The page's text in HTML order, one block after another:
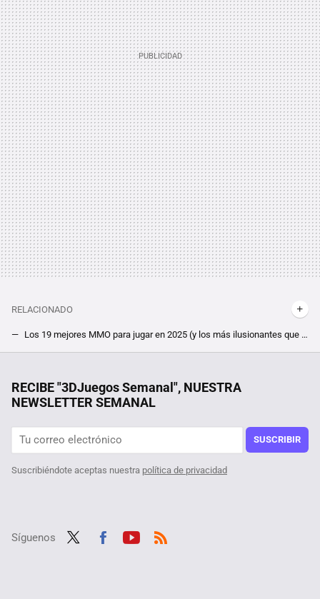
RELACIONADO
Los 19 mejores MMO para jugar en 2025 (y los más ilusionantes que están por llegar)
Fan de Red Dead Redemption 2 encuentra un detalle inquietantemente profético del gobierno de Trump. "Y yo creía que Fallout predecía el futuro"
RECIBE "3DJuegos Semanal", NUESTRA
NEWSLETTER SEMANAL
SUSCRIBIR
Suscribiéndote aceptas nuestra política de privacidad
Síguenos